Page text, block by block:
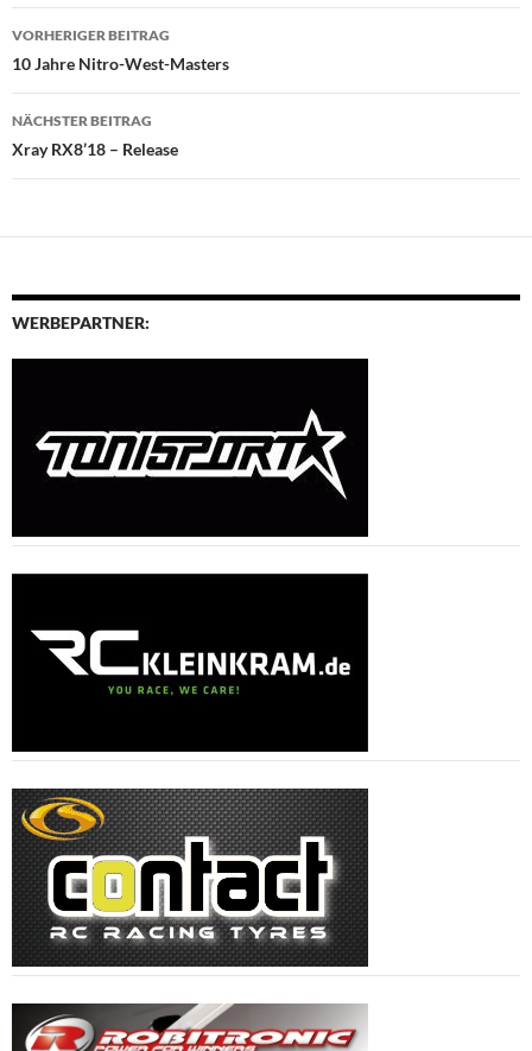
Beitragsnavigation
VORHERIGER BEITRAG
10 Jahre Nitro-West-Masters
NÄCHSTER BEITRAG
Xray RX8’18 – Release
WERBEPARTNER: